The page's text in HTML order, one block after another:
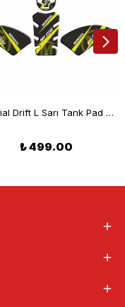
Mondial Drift L Sarı Tank Pad Set
₺ 499.00